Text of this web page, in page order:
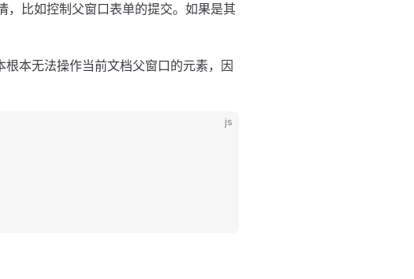
，比如控制父窗口表单的提交。如果是其
本无法操作当前文档父窗口的元素，因
js